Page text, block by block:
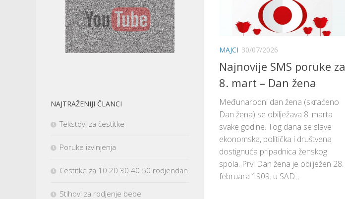
MAJCI 30/07/2026
Najnovije SMS poruke za
8. mart – Dan žena
Međunarodni dan žena (skraćeno
Dan žena) se obilježava 8. marta
svake godine. Tog dana se slave
ekonomska, politička i društvena
dostignuća pripadnica ženskog
spola. Prvi Dan žena je obilježen 28.
februara 1909. u SAD...
NAJTRAŽENIJI ČLANCI
Tekstovi za čestitke
Poruke izvinjenja
Cestitke za 10 20 30 40 50 rodjendan
Stihovi za rodjenje bebe